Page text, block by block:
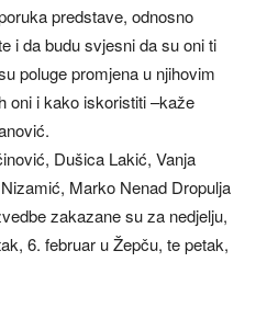
predstave, odnosno
i da budu svjesni da su oni ti
poluge promjena u njihovim
oni i kako iskoristiti –kaže
Dušica Lakić, Vanja
Marko Nenad Dropulja
zakazane su za nedjelju,
6. februar u Žepču, te petak,